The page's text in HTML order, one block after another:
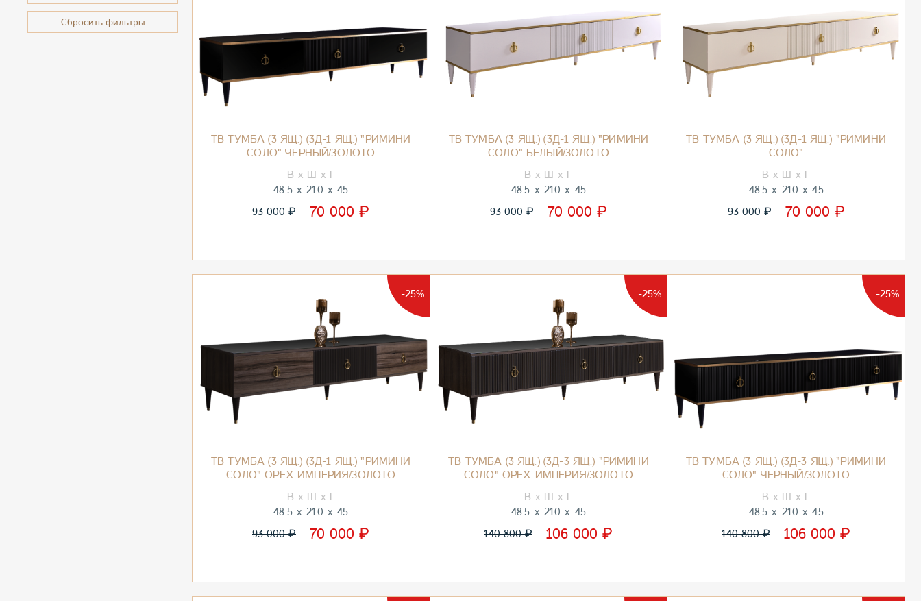
Сбросить фильтры
ТВ ТУМБА (3 ЯЩ.) (3Д-1 ЯЩ.) "РИМИНИ
СОЛО" ЧЕРНЫЙ/ЗОЛОТО
48.5 210
45
93 000₽ 70 000₽
ТВ ТУМБА (3 ЯЩ.) (3Д-1 ЯЩ.) "РИМИНИ
СОЛО" БЕЛЫЙ/ЗОЛОТО
48.5 210
45
93 000₽ 70 000 ₽
ТВ ТУМБА (3 ЯЩ.) (3Д-1 ЯЩ.) "РИМИНИ
СОЛО"
48.5 210
45
93 000₽ 70 000 ₽
-25%
ТВ ТУМБА (3 ЯЩ.) (3Д-1 ЯЩ.) "РИМИНИ
СОЛО" ОРЕХ ИМПЕРИЯ/ЗОЛОТО
48.5 210
45
93 000₽ 70 000₽
-25%
ТВ ТУМБА (3 ЯЩ.) (3Д-3 ЯЩ.) "РИМИНИ
СОЛО" ОРЕХ ИМПЕРИЯ/ЗОЛОТО
48.5 210
45
140 800₽ 106 000₽
-25%
ТВ ТУМБА (3 ЯЩ.) (3Д-3 ЯЩ.) "РИМИНИ
СОЛО" ЧЕРНЫЙ/ЗОЛОТО
48.5 210
45
140 800₽ 106 000₽